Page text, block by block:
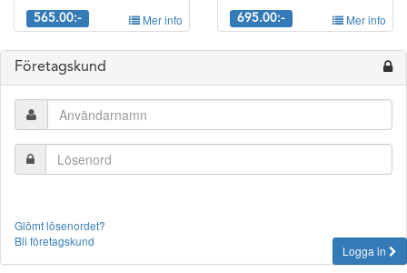
565.00:- Mer info 695.00:- Mer info
Företagskund
Glömt lösenordet?
Bli företagskund
Logga in